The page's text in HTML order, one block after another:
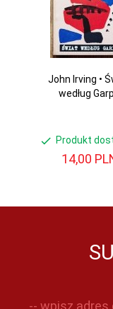
John Irving •
według
Produkt
14,00
-- wpisz adres